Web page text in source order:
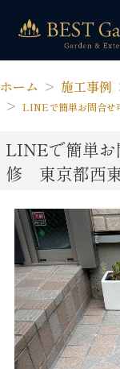
ホーム 施工事例
LINEで簡単お問合せ
LINEで簡単お
修 東京都西